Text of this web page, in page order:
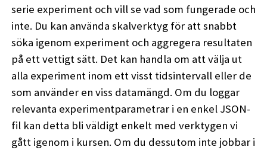
serie experiment och vill se vad som fungerade och
inte. Du kan använda skalverktyg för att snabbt
söka igenom experiment och aggregera resultaten
på ett vettigt sätt. Det kan handla om att välja ut
alla experiment inom ett visst tidsintervall eller de
som använder en viss datamängd. Om du loggar
relevanta experimentparametrar i en enkel JSON-
fil kan detta bli väldigt enkelt med verktygen vi
gått igenom i kursen. Om du dessutom inte jobbar i